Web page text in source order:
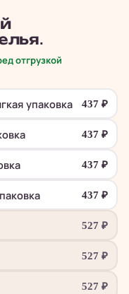
отгрузкой
упаковка 437 ₽
437 ₽
437 ₽
437 ₽
527 ₽
527 ₽
527 ₽